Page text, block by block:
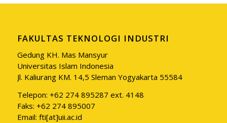
FAKULTAS TEKNOLOGI INDUSTRI
Gedung KH. Mas Mansyur
Universitas Islam Indonesia
Jl. Kaliurang KM. 14,5 Sleman Yogyakarta 55584
Telepon: +62 274 895287 ext. 4148
Faks: +62 274 895007
Email: fti[at]uii.ac.id